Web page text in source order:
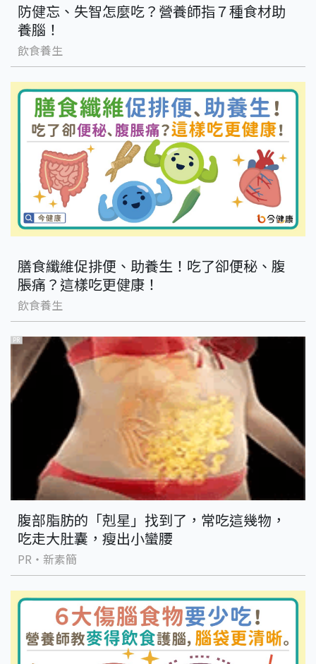
防健忘、失智怎麼吃？營養師指７種食材助
養腦！
飲食養生
膳食纖維促排便、助養生！吃了卻便秘、腹
脹痛？這樣吃更健康！
飲食養生
PR
腹部脂肪的「剋星」找到了，常吃這幾物，
吃走大肚囊，瘦出小蠻腰
PR・新素簡